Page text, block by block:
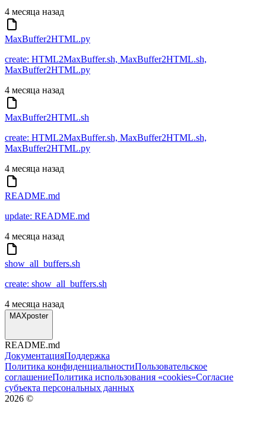
4 месяца назад
MaxBuffer2HTML.py
create: HTML2MaxBuffer.sh, MaxBuffer2HTML.sh,
MaxBuffer2HTML.py
4 месяца назад
MaxBuffer2HTML.sh
create: HTML2MaxBuffer.sh, MaxBuffer2HTML.sh,
MaxBuffer2HTML.py
4 месяца назад
README.md
update: README.md
4 месяца назад
show_all_buffers.sh
create: show_all_buffers.sh
4 месяца назад
MAXposter
README.md
ДокументацияПоддержка
Политика конфиденциальностиПользовательское
соглашениеПолитика использования «cookies»Согласие
субъекта персональных данных
2026 ©